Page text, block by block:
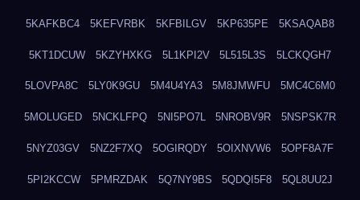
5KAFKBC4 5KEFVRBK 5KFBILGV 5KP635PE 5KSAQAB8
5KT1DCUW 5KZYHXKG 5L1KPI2V 5L515L3S 5LCKQGH7
5LOVPA8C 5LY0K9GU 5M4U4YA3 5M8JMWFU 5MC4C6M0
5MOLUGED 5NCKLFPQ 5NI5PO7L 5NROBV9R 5NSPSK7R
5NYZ03GV 5NZ2F7XQ 5OGIRQDY 5OIXNVW6 5OPF8A7F
5PI2KCCW 5PMRZDAK 5Q7NY9BS 5QDQI5F8 5QL8UU2J